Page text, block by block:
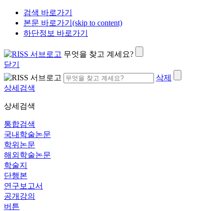
검색 바로가기
본문 바로가기(skip to content)
하단정보 바로가기
무엇을 찾고 계세요?
닫기
삭제
상세검색
상세검색
통합검색
국내학술논문
학위논문
해외학술논문
학술지
단행본
연구보고서
공개강의
버튼